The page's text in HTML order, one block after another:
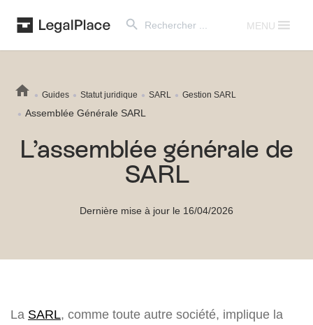
for:
MENU
Guides Statut juridique SARL Gestion SARL
Assemblée Générale SARL
L’assemblée générale de
SARL
Dernière mise à jour le 16/04/2026
La SARL, comme toute autre société, implique la